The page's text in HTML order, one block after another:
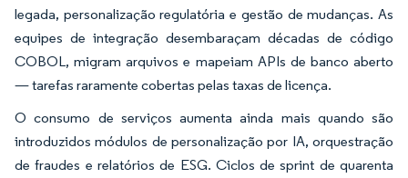
legada, personalização regulatória e gestão de mudanças. As
equipes de integração desembaraçam décadas de código
COBOL, migram arquivos e mapeiam APIs de banco aberto
— tarefas raramente cobertas pelas taxas de licença.
O consumo de serviços aumenta ainda mais quando são
introduzidos módulos de personalização por IA, orquestração
de fraudes e relatórios de ESG. Ciclos de sprint de quarenta